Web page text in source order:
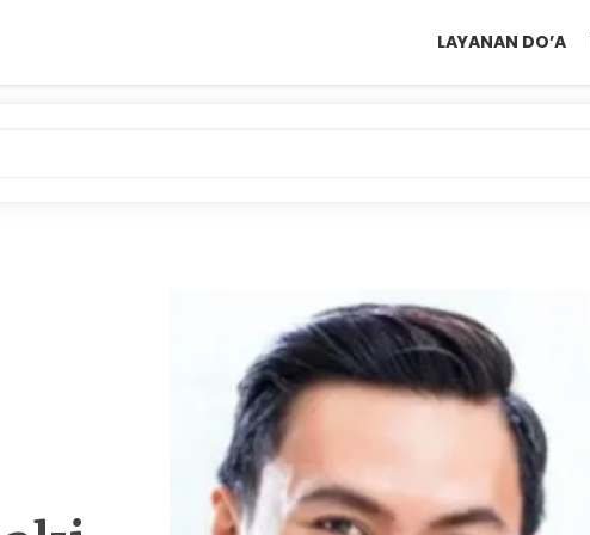
LAYANAN DO’A